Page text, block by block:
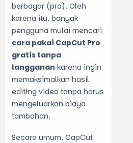
berbayar (pro). Oleh
karena itu, banyak
pengguna mulai mencari
cara pakai CapCut Pro
gratis tanpa
langganan karena ingin
memaksimalkan hasil
editing video tanpa harus
mengeluarkan biaya
tambahan.
Secara umum, CapCut